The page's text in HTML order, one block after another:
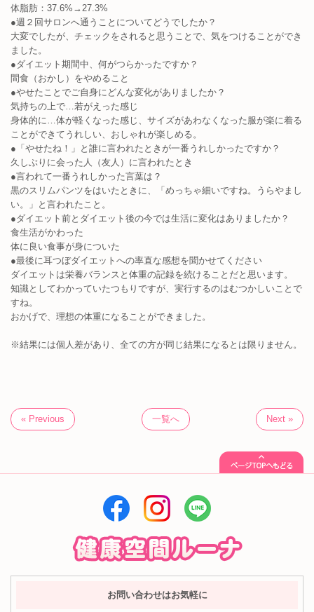
体脂肪：37.6%→27.3%
●週２回サロンへ通うことについてどうでしたか？
大変でしたが、チェックをされると思うことで、気をつけることができ
ました。
●ダイエット期間中、何がつらかったですか？
間食（おかし）をやめること
●やせたことでご自身にどんな変化がありましたか？
気持ちの上で…若がえった感じ
身体的に…体が軽くなった感じ、サイズがあわなくなった服が楽に着る
ことができてうれしい、おしゃれが楽しめる。
●「やせたね！」と誰に言われたときが一番うれしかったですか？
久しぶりに会った人（友人）に言われたとき
●言われて一番うれしかった言葉は？
黒のスリムパンツをはいたときに、「めっちゃ細いですね。うらやまし
い。」と言われたこと。
●ダイエット前とダイエット後の今では生活に変化はありましたか？
食生活がかわった
体に良い食事が身についた
●最後に耳つぼダイエットへの率直な感想を聞かせてください
ダイエットは栄養バランスと体重の記録を続けることだと思います。
知識としてわかっていたつもりですが、実行するのはむつかしいことで
すね。
おかげで、理想の体重になることができました。
※結果には個人差があり、全ての方が同じ結果になるとは限りません。
« Previous 一覧へ Next »
お問い合わせはお気軽に